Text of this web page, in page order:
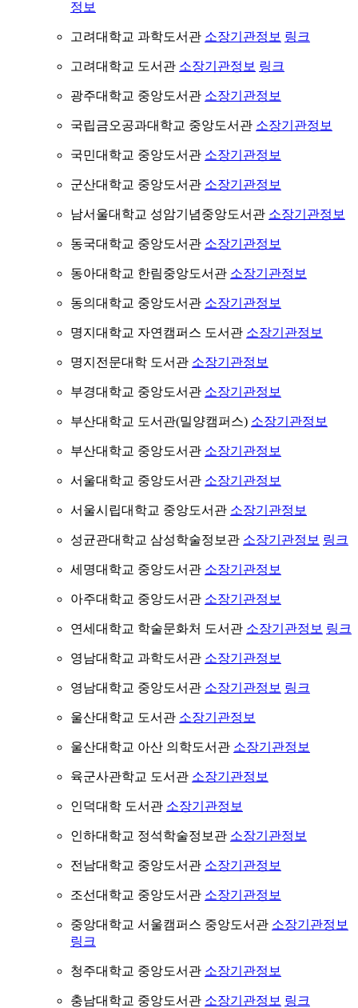
정보
고려대학교 과학도서관 소장기관정보 링크
고려대학교 도서관 소장기관정보 링크
광주대학교 중앙도서관 소장기관정보
국립금오공과대학교 중앙도서관 소장기관정보
국민대학교 중앙도서관 소장기관정보
군산대학교 중앙도서관 소장기관정보
남서울대학교 성암기념중앙도서관 소장기관정보
동국대학교 중앙도서관 소장기관정보
동아대학교 한림중앙도서관 소장기관정보
동의대학교 중앙도서관 소장기관정보
명지대학교 자연캠퍼스 도서관 소장기관정보
명지전문대학 도서관 소장기관정보
부경대학교 중앙도서관 소장기관정보
부산대학교 도서관(밀양캠퍼스) 소장기관정보
부산대학교 중앙도서관 소장기관정보
서울대학교 중앙도서관 소장기관정보
서울시립대학교 중앙도서관 소장기관정보
성균관대학교 삼성학술정보관 소장기관정보 링크
세명대학교 중앙도서관 소장기관정보
아주대학교 중앙도서관 소장기관정보
연세대학교 학술문화처 도서관 소장기관정보 링크
영남대학교 과학도서관 소장기관정보
영남대학교 중앙도서관 소장기관정보 링크
울산대학교 도서관 소장기관정보
울산대학교 아산 의학도서관 소장기관정보
육군사관학교 도서관 소장기관정보
인덕대학 도서관 소장기관정보
인하대학교 정석학술정보관 소장기관정보
전남대학교 중앙도서관 소장기관정보
조선대학교 중앙도서관 소장기관정보
중앙대학교 서울캠퍼스 중앙도서관 소장기관정보
링크
청주대학교 중앙도서관 소장기관정보
충남대학교 중앙도서관 소장기관정보 링크